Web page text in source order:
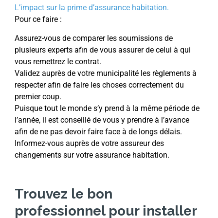
L’impact sur la prime d’assurance habitation.
Pour ce faire :
Assurez-vous de comparer les soumissions de
plusieurs experts afin de vous assurer de celui à qui
vous remettrez le contrat.
Validez auprès de votre municipalité les règlements à
respecter afin de faire les choses correctement du
premier coup.
Puisque tout le monde s’y prend à la même période de
l’année, il est conseillé de vous y prendre à l’avance
afin de ne pas devoir faire face à de longs délais.
Informez-vous auprès de votre assureur des
changements sur votre assurance habitation.
Trouvez le bon
professionnel pour installer